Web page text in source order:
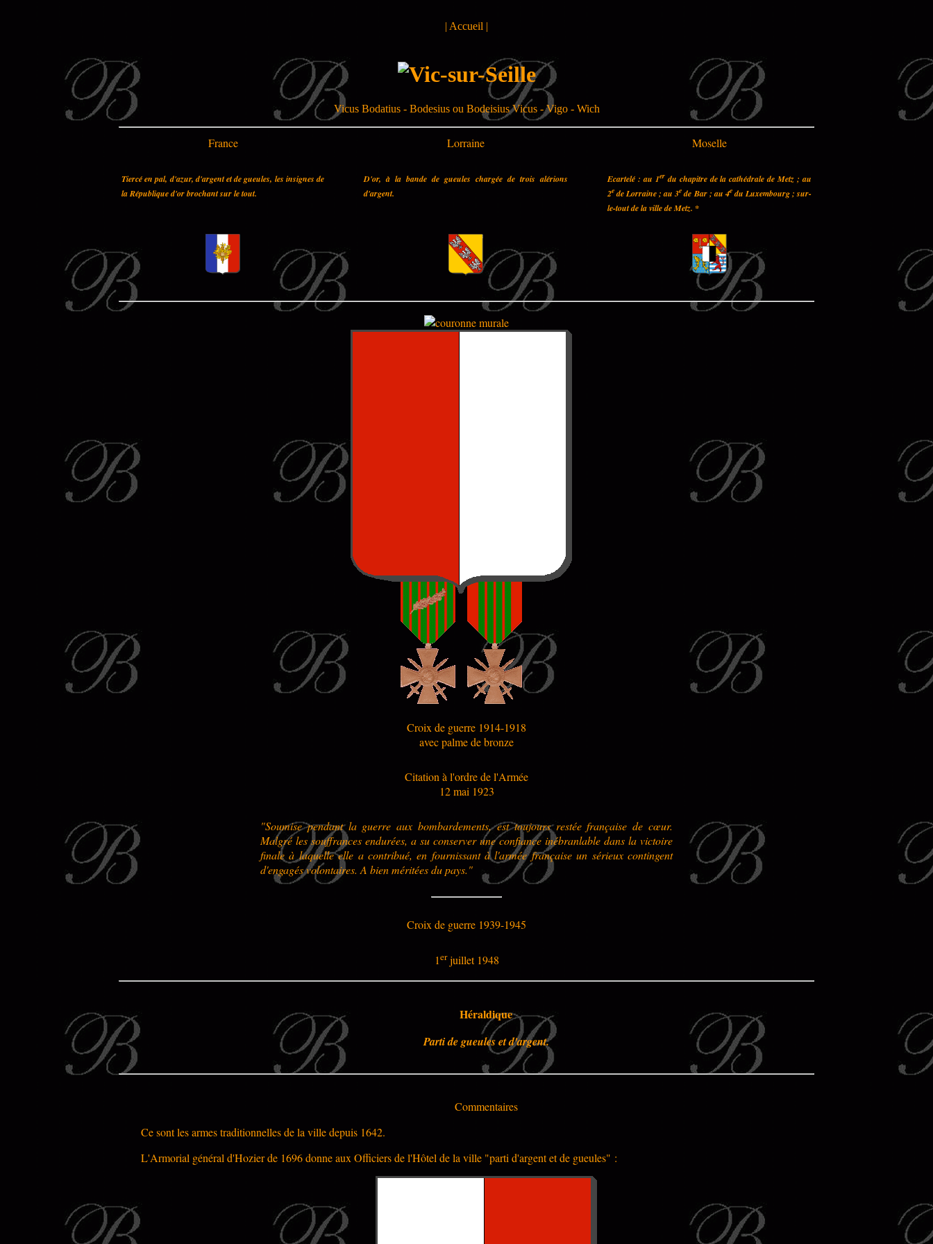
| Accueil |
Vicus Bodatius - Bodesius ou Bodeisius Vicus - Vigo - Wich
France Lorraine Moselle
Tiercé en pal, d'azur, d'argent et de gueules, les insignes de
la République d'or brochant sur le tout.
D'or, à la bande de gueules chargée de trois alérions
d'argent.
Ecartelé : au 1erdu chapitre de la cathédrale de Metz ; au
2ede Lorraine ; au 3ede Bar ; au 4edu Luxembourg ; sur-
le-tout de la ville de Metz. *
Croix de guerre 1914-1918
avec palme de bronze
Citation à l'ordre de l'Armée
12 mai 1923
"Soumise pendant la guerre aux bombardements, est toujours restée française de cœur.
Malgré les souffrances endurées, a su conserver une confiance inébranlable dans la victoire
finale à laquelle elle a contribué, en fournissant à l'armée française un sérieux contingent
d'engagés volontaires. A bien méritées du pays."
Croix de guerre 1939-1945
1erjuillet 1948
Héraldique
Parti de gueules et d'argent.
Commentaires
Ce sont les armes traditionnelles de la ville depuis 1642.
L'Armorial général d'Hozier de 1696 donne aux Officiers de l'Hôtel de la ville "parti d'argent et de gueules" :